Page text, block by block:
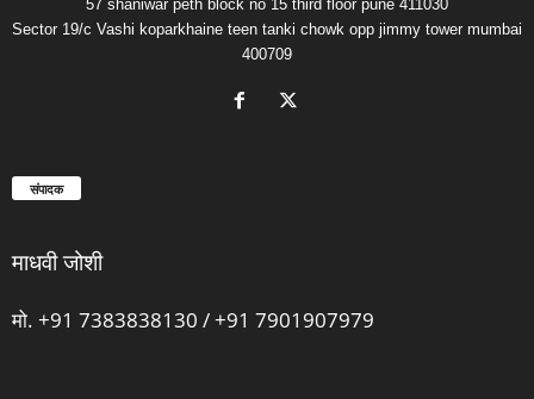
57 shaniwar peth block no 15 third floor pune 411030
Sector 19/c Vashi koparkhaine teen tanki chowk opp jimmy tower mumbai
400709
संपादक
माधवी जोशी
मो. +91 7383838130 / +91 7901907979